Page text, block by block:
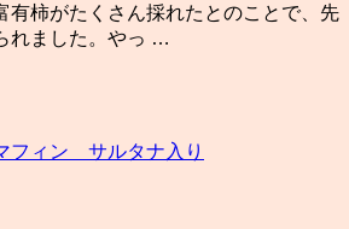
有柿がたくさん採れたとのことで、先
れました。やっ …
フィン サルタナ入り